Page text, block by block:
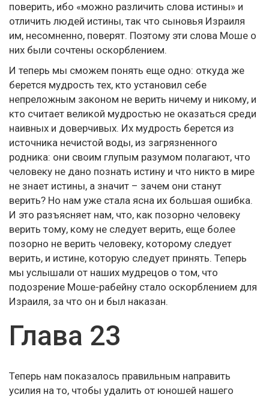
поверить, ибо «можно различить слова истины» и
отличить людей истины, так что сыновья Израиля
им, несомненно, поверят. Поэтому эти слова Моше о
них были сочтены оскорблением.
И теперь мы сможем понять еще одно: откуда же
берется мудрость тех, кто установил себе
непреложным законом не верить ничему и никому, и
кто считает великой мудростью не оказаться среди
наивных и доверчивых. Их мудрость берется из
источника нечистой воды, из загрязненного
родника: они своим глупым разумом полагают, что
человеку не дано познать истину и что никто в мире
не знает истины, а значит – зачем они станут
верить? Но нам уже стала ясна их большая ошибка.
И это разъясняет нам, что, как позорно человеку
верить тому, кому не следует верить, еще более
позорно не верить человеку, которому следует
верить, и истине, которую следует принять. Теперь
мы услышали от наших мудрецов о том, что
подозрение Моше-рабейну стало оскорблением для
Израиля, за что он и был наказан.
Глава 23
Теперь нам показалось правильным направить
усилия на то, чтобы удалить от юношей нашего